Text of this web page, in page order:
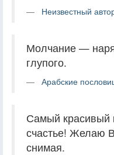
Неизвестный
Молчание —
глупого.
Арабские
Самый
счастье! Желаю
снимая.